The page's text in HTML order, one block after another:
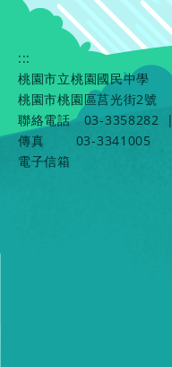
:::
桃園市立桃園國民中學
桃園市桃園區莒光街2號
聯絡電話
03-3358282
|
傳真
03-3341005
電子信箱